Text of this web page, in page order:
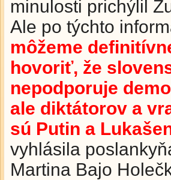
minulosti prichýlil
Ale po týchto
môžeme
hovoriť, že
nepodporuje
ale diktátorov a
sú Putin a
vyhlásila
Martina Bajo